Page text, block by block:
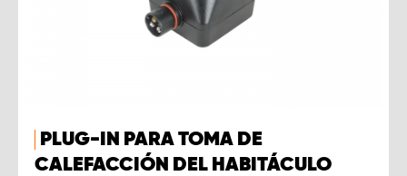
PLUG-IN PARA TOMA DE
CALEFACCIÓN DEL HABITÁCULO